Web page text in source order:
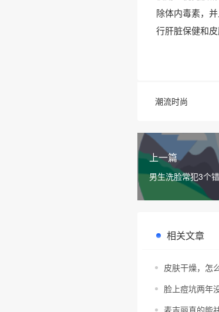
除体内毒素，
行肝脏保健和皮
潮流时尚
上一篇
男生洗脸常犯3个
洗面奶好用吗？
相关文章
皮肤干燥，怎
脸上痘坑两年
麦吉丽真的能